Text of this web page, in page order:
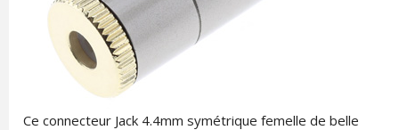
Ce connecteur Jack 4.4mm symétrique femelle de belle